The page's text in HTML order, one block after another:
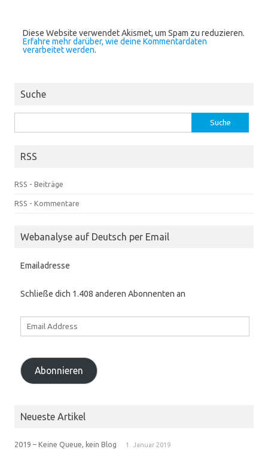
Diese Website verwendet Akismet, um Spam zu reduzieren.
Erfahre mehr darüber, wie deine Kommentardaten
verarbeitet werden.
Suche
nach:
RSS
RSS - Beiträge
RSS - Kommentare
Webanalyse auf Deutsch per Email
Emailadresse
Schließe dich 1.408 anderen Abonnenten an
Abonnieren
Neueste Artikel
2019 – Keine Queue, kein Blog 1. Januar 2019